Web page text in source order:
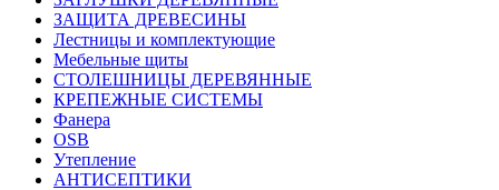
ЗАЩИТА ДРЕВЕСИНЫ
Лестницы и комплектующие
Мебельные щиты
СТОЛЕШНИЦЫ ДЕРЕВЯННЫЕ
КРЕПЕЖНЫЕ СИСТЕМЫ
Фанера
OSB
Утепление
АНТИСЕПТИКИ